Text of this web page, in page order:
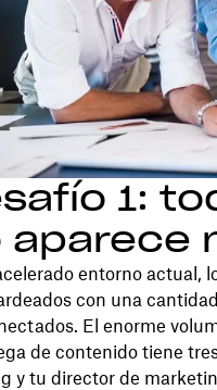
1:
aparece
entorno actual,
con una
El enorme
de contenido tiene
y tu director de